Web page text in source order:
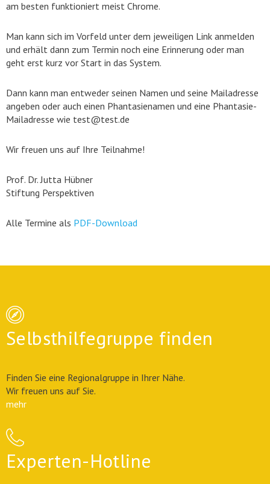
am besten funktioniert meist Chrome.
Man kann sich im Vorfeld unter dem jeweiligen Link anmelden
und erhält dann zum Termin noch eine Erinnerung oder man
geht erst kurz vor Start in das System.
Dann kann man entweder seinen Namen und seine Mailadresse
angeben oder auch einen Phantasienamen und eine Phantasie-
Mailadresse wie test@test.de
Wir freuen uns auf Ihre Teilnahme!
Prof. Dr. Jutta Hübner
Stiftung Perspektiven
Alle Termine als PDF-Download
Selbsthilfegruppe finden
Finden Sie eine Regionalgruppe in Ihrer Nähe.
Wir freuen uns auf Sie.
mehr
Experten-Hotline